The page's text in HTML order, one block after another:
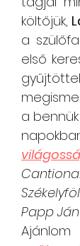
költőjük,
a
első
a
Papp
Ajánlom